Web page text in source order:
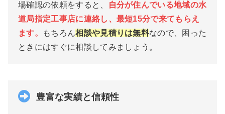
場確認の依頼をすると、
自分が住んでいる地域の水
道局指定工事店に連絡し、最短15分で来てもらえ
ます。
もちろん相談や見積りは無料なので、困った
ときにはすぐに相談してみましょう。
豊富な実績と信頼性